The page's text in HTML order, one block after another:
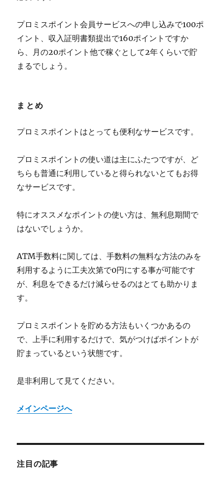
プロミスポイント会員サービスへの申し込みで100ポ
イント、収入証明書類提出で160ポイントですか
ら、月の20ポイント他で稼ぐとして2年くらいで貯
まるでしょう。
まとめ
プロミスポイントはとっても便利なサービスです。
プロミスポイントの使い道は主にふたつですが、ど
ちらも普通に利用していると得られないとてもお得
なサービスです。
特にオススメなポイントの使い方は、無利息期間で
はないでしょうか。
ATM手数料に関しては、手数料の無料な方法のみを
利用するように工夫次第で0円にする事が可能です
が、利息をできるだけ減らせるのはとても助かりま
す。
プロミスポイントを貯める方法もいくつかあるの
で、上手に利用するだけで、気がつけばポイントが
貯まっているという状態です。
是非利用して見てください。
メインページへ
注目の記事